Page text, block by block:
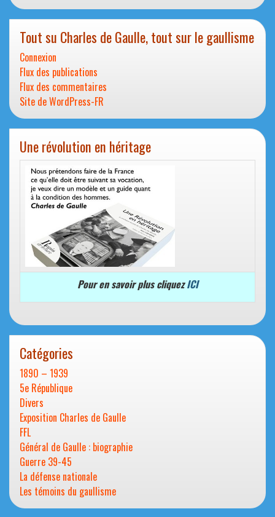
Tout su Charles de Gaulle, tout sur le gaullisme
Connexion
Flux des publications
Flux des commentaires
Site de WordPress-FR
Une révolution en héritage
Pour en savoir plus cliquezICI
Catégories
1890 – 1939
5e République
Divers
Exposition Charles de Gaulle
FFL
Général de Gaulle : biographie
Guerre 39-45
La défense nationale
Les témoins du gaullisme